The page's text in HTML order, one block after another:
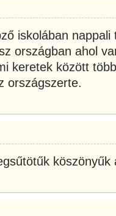
iskolában
országban ahol
keretek között
országszerte.
köszönyűk